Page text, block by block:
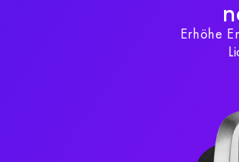
Erhöhe